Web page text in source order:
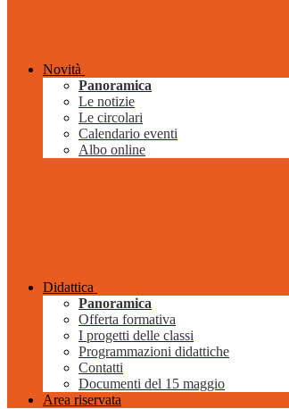
Novità
Panoramica
Le notizie
Le circolari
Calendario eventi
Albo online
Didattica
Panoramica
Offerta formativa
I progetti delle classi
Programmazioni didattiche
Contatti
Documenti del 15 maggio
Area riservata